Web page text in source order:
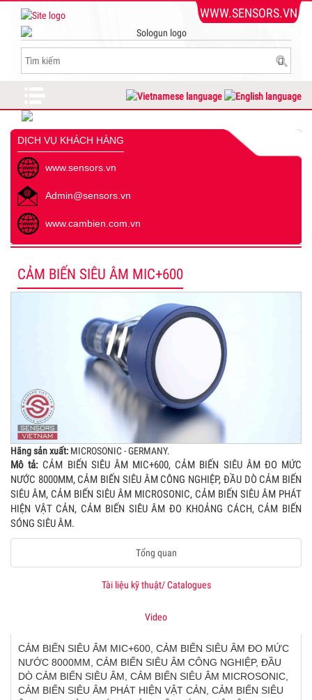
WWW.SENSORS.VN
DỊCH VỤ KHÁCH HÀNG
www.sensors.vn
Admin@sensors.vn
www.cambien.com.vn
CẢM BIẾN SIÊU ÂM MIC+600
Hãng sản xuất: MICROSONIC - GERMANY.
Mô tả: CẢM BIẾN SIÊU ÂM MIC+600, CẢM BIẾN SIÊU ÂM ĐO MỨC
NƯỚC 8000MM, CẢM BIẾN SIÊU ÂM CÔNG NGHIỆP, ĐẦU DÒ CẢM BIẾN
SIÊU ÂM, CẢM BIẾN SIÊU ÂM MICROSONIC, CẢM BIẾN SIÊU ÂM PHÁT
HIỆN VẬT CẢN, CẢM BIẾN SIÊU ÂM ĐO KHOẢNG CÁCH, CẢM BIẾN
SÓNG SIÊU ÂM.
Tổng quan
Tài liệu kỹ thuật/ Catalogues
Video
CẢM BIẾN SIÊU ÂM MIC+600, CẢM BIẾN SIÊU ÂM ĐO MỨC
NƯỚC 8000MM, CẢM BIẾN SIÊU ÂM CÔNG NGHIỆP, ĐẦU
DÒ CẢM BIẾN SIÊU ÂM, CẢM BIẾN SIÊU ÂM MICROSONIC,
CẢM BIẾN SIÊU ÂM PHÁT HIỆN VẬT CẢN, CẢM BIẾN SIÊU